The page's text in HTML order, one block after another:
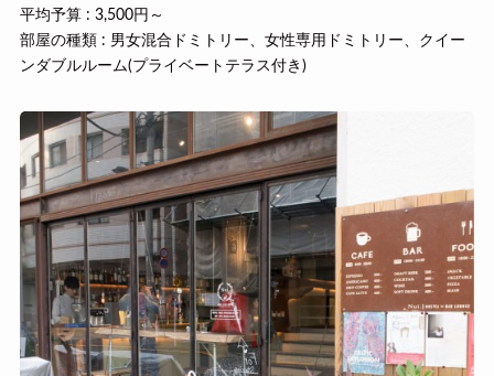
平均予算 : 3,500円～
部屋の種類 : 男女混合ドミトリー、女性専用ドミトリー、クイー
ンダブルルーム(プライベートテラス付き)